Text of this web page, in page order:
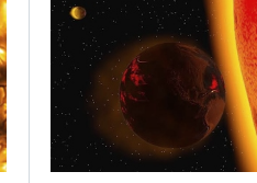
გადახედვა